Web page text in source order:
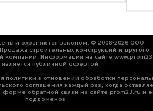
и охраняются законом. © 2008-2026 ООО
строительных конструкций и другого
компании. Информация на сайте
является публичной офертой
политики в отношении обработки
соглашения каждый раз, когда
обратной связи на сайте prom23.ru и
поддоменов